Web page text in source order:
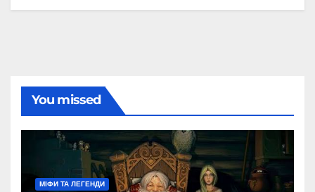
You missed
МІФИ ТА ЛЕГЕНДИ